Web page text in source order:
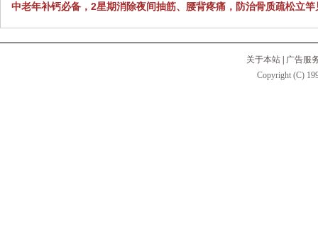
中老年补钙必备，2星期消除夜间抽筋、腰背疼痛，防治骨质疏松立竿
关于本站
广告服
Copyright (C)